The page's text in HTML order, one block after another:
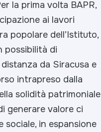
la prima volta BAPR,
ai lavori
popolare dell’Istituto,
possibilità di
da Siracusa e
intrapreso dalla
solidità patrimoniale
generare valore ci
sociale, in espansione